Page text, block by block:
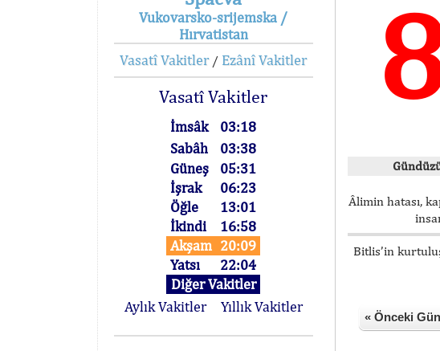
Vukovarsko-srijemska /
Hırvatistan
Vasatî Vakitler/ Ezânî Vakitler
Vasatî Vakitler
İmsâk
03:18
Sabâh
03:38
Güneş
05:31
İşrak
06:23
Öğle
13:01
İkindi
16:58
Akşam 20:09
Yatsı
22:04
Diğer Vakitler
Aylık Vakitler
Yıllık Vakitler
Âlimin hatası,
Bitlis’in
« Önceki Gün